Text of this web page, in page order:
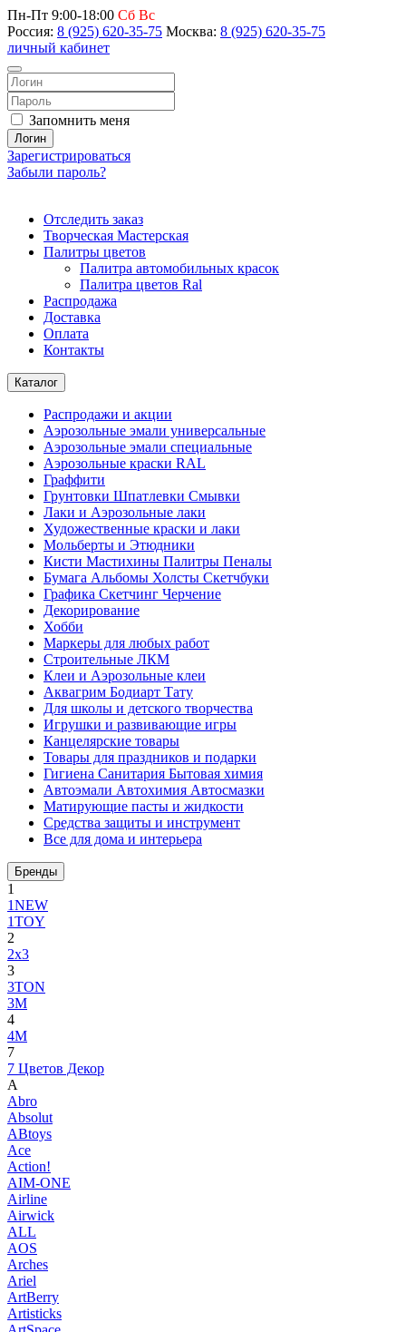
Пн-Пт 9:00-18:00 Сб Вс
Россия: 8 (925) 620-35-75 Москва: 8 (925) 620-35-75
личный кабинет
Запомнить меня
Логин
Зарегистрироваться
Забыли пароль?
Отследить заказ
Творческая Мастерская
Палитры цветов
Палитра автомобильных красок
Палитра цветов Ral
Распродажа
Доставка
Оплата
Контакты
Каталог
Распродажи и акции
Аэрозольные эмали универсальные
Аэрозольные эмали специальные
Аэрозольные краски RAL
Граффити
Грунтовки Шпатлевки Смывки
Лаки и Аэрозольные лаки
Художественные краски и лаки
Мольберты и Этюдники
Кисти Мастихины Палитры Пеналы
Бумага Альбомы Холсты Скетчбуки
Графика Скетчинг Черчение
Декорирование
Хобби
Маркеры для любых работ
Строительные ЛКМ
Клеи и Аэрозольные клеи
Аквагрим Бодиарт Тату
Для школы и детского творчества
Игрушки и развивающие игры
Канцелярские товары
Товары для праздников и подарки
Гигиена Санитария Бытовая химия
Автоэмали Автохимия Автосмазки
Матирующие пасты и жидкости
Средства защиты и инструмент
Все для дома и интерьера
Бренды
1
1NEW
1TOY
2
2x3
3
3TON
3М
4
4M
7
7 Цветов Декор
A
Abro
Absolut
ABtoys
Ace
Action!
AIM-ONE
Airline
Airwick
ALL
AOS
Arches
Ariel
ArtBerry
Artisticks